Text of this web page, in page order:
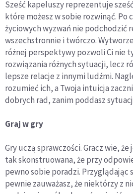
Sześć kapeluszy reprezentuje
które możesz w sobie rozwinąć. Po
życiowych wyzwań nie podchodzić
wszechstronnie i twórczo.
różnej perspektywy pozwoli Ci nie
rozwiązania różnych sytuacji, lecz
lepsze relacje z innymi ludźmi.
rozumieć ich, a Twoja intuicja
dobrych rad, zanim poddasz
Graj w gry
Gry uczą sprawczości. Gracz wie,
tak skonstruowana, że przy
pewno sobie poradzi. Przyglądając
pewnie zauważasz, że niektórzy z